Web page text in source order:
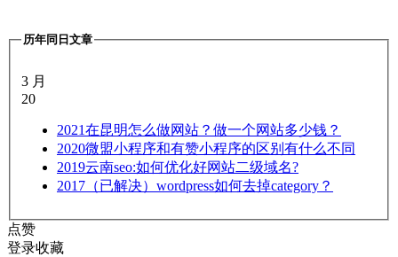
历年同日文章
3 月
20
2021在昆明怎么做网站？做一个网站多少钱？
2020微盟小程序和有赞小程序的区别有什么不同
2019云南seo:如何优化好网站二级域名?
2017 （已解决）wordpress如何去掉category？
点赞
登录收藏